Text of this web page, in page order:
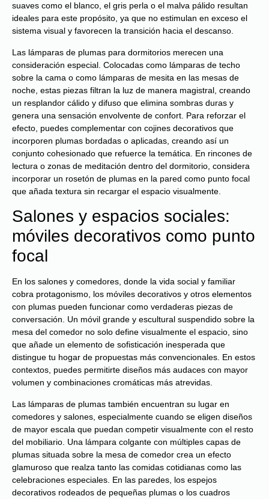
suaves como el blanco, el gris perla o el malva pálido resultan
ideales para este propósito, ya que no estimulan en exceso el
sistema visual y favorecen la transición hacia el descanso.
Las lámparas de plumas para dormitorios merecen una
consideración especial. Colocadas como lámparas de techo
sobre la cama o como lámparas de mesita en las mesas de
noche, estas piezas filtran la luz de manera magistral, creando
un resplandor cálido y difuso que elimina sombras duras y
genera una sensación envolvente de confort. Para reforzar el
efecto, puedes complementar con cojines decorativos que
incorporen plumas bordadas o aplicadas, creando así un
conjunto cohesionado que refuerce la temática. En rincones de
lectura o zonas de meditación dentro del dormitorio, considera
incorporar un rosetón de plumas en la pared como punto focal
que añada textura sin recargar el espacio visualmente.
Salones y espacios sociales:
móviles decorativos como punto
focal
En los salones y comedores, donde la vida social y familiar
cobra protagonismo, los móviles decorativos y otros elementos
con plumas pueden funcionar como verdaderas piezas de
conversación. Un móvil grande y escultural suspendido sobre la
mesa del comedor no solo define visualmente el espacio, sino
que añade un elemento de sofisticación inesperada que
distingue tu hogar de propuestas más convencionales. En estos
contextos, puedes permitirte diseños más audaces con mayor
volumen y combinaciones cromáticas más atrevidas.
Las lámparas de plumas también encuentran su lugar en
comedores y salones, especialmente cuando se eligen diseños
de mayor escala que puedan competir visualmente con el resto
del mobiliario. Una lámpara colgante con múltiples capas de
plumas situada sobre la mesa de comedor crea un efecto
glamuroso que realza tanto las comidas cotidianas como las
celebraciones especiales. En las paredes, los espejos
decorativos rodeados de pequeñas plumas o los cuadros